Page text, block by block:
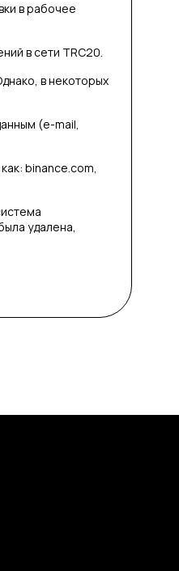
в рабочее
в сети TRC20.
в некоторых
(e-mail,
binance.com,
удалена,